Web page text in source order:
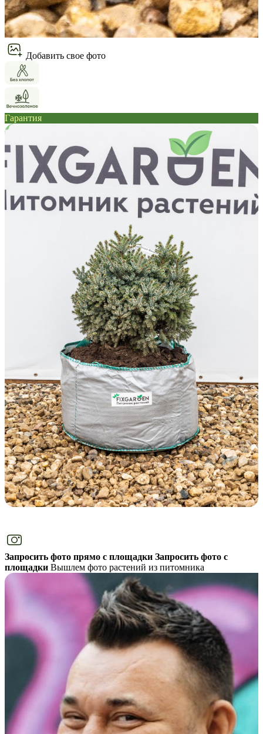
Добавить свое фото
Гарантия
Запросить фото прямо с площадки Запросить фото с
площадки Вышлем фото растений из питомника